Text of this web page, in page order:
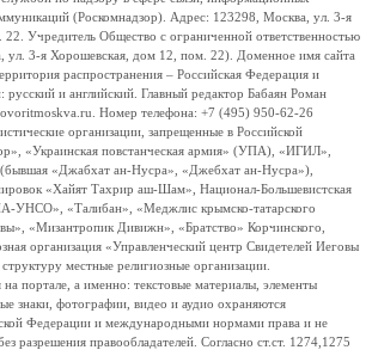
(Роскомнадзор). Адрес: 123298, Москва, ул. 3-я
Учредитель Общество с ограниченной ответственностью
3-я Хорошевская, дом 12, пом. 22). Доменное имя сайта
распространения – Российская Федерация и
и английский. Главный редактор Бабаян Роман
Номер телефона: +7 (495) 950-62-26
организации, запрещенные в Российской
«Украинская повстанческая армия» (УПА), «ИГИЛ»,
«Джабхат ан-Нусра», «Джебхат ан-Нусра»),
«Хайят Тахрир аш-Шам», Национал-Большевистская
УНСО», «Талибан», «Меджлис крымско-татарского
«Мизантропик Дивижн», «Братство» Корчинского,
организация «Управленческий центр Свидетелей Иеговы
местные религиозные организации.
портале, а именно: текстовые материалы, элементы
знаки, фотографии, видео и аудио охраняются
Федерации и международными нормами права и не
разрешения правообладателей. Согласно ст.ст. 1274,1275